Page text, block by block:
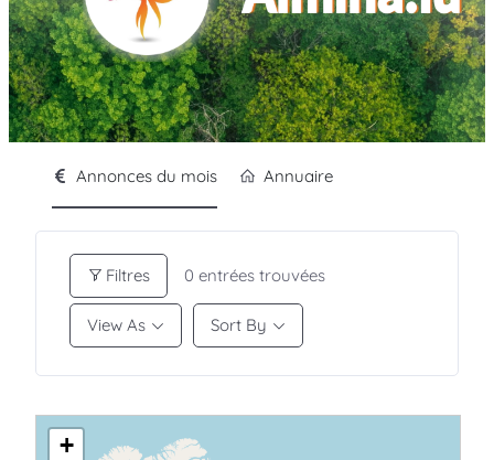
Annonces du mois Annuaire
Filtres 0 entrées trouvées
View As Sort By
+